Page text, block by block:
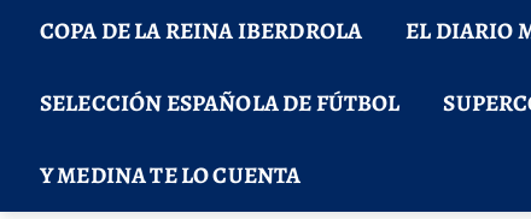
COPA DE LA REINA IBERDROLA EL DIARIO
SELECCIÓN ESPAÑOLA DE FÚTBOL
Y MEDINA TE LO CUENTA